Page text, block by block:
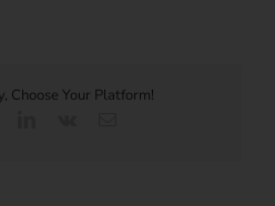
Choose Your Platform!